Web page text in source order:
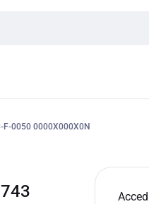
F-0050 0000X000X0N